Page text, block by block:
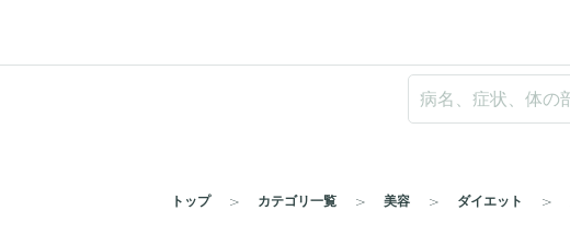
トップ カテゴリ一覧 美容 ダイエット